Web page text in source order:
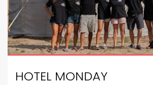
HOTEL MONDAY